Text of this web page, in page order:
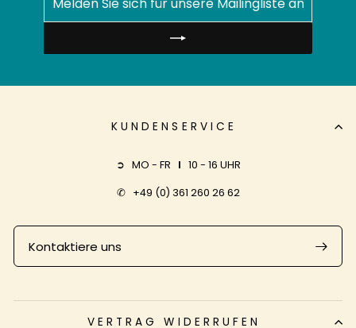
SIE
SICH
FÜR
UNSERE
KUNDENSERVICE
➲ MO - FR I 10 - 16 UHR
✆ +49 (0) 361 260 26 62
Kontaktiere uns
VERTRAG WIDERRUFEN